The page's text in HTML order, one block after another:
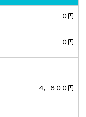
０円
０円
４，６００円